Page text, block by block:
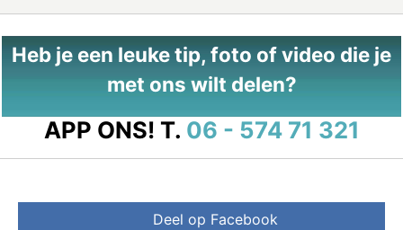
Heb je een leuke tip, foto of video die je
met ons wilt delen?
APP ONS! T. 06 - 574 71 321
Deel op Facebook